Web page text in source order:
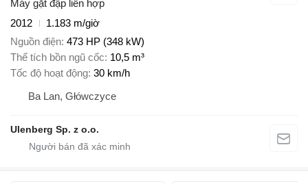
Máy gặt đập liên hợp
2012
1.183 m/giờ
Nguồn điện 473 HP (348 kW)
Thể tích bồn ngũ cốc 10,5 m³
Tốc độ hoạt động 30 km/h
Ba Lan, Główczyce
Ulenberg Sp. z o.o.